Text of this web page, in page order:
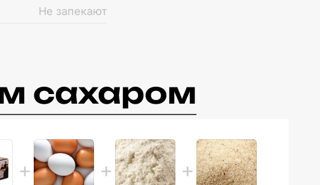
Не запекают
сахаром